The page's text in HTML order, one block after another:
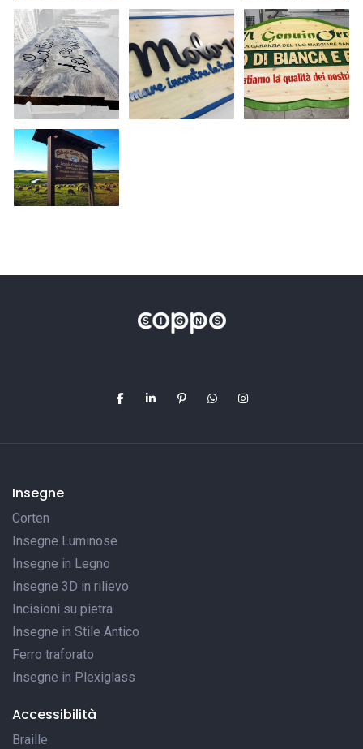
Insegne
Corten
Insegne Luminose
Insegne in Legno
Insegne 3D in rilievo
Incisioni su pietra
Insegne in Stile Antico
Ferro traforato
Insegne in Plexiglass
Accessibilità
Braille